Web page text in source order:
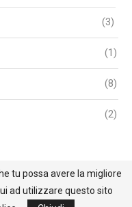
(3)
(1)
(8)
(2)
by BehindReality.it
tu possa avere la migliore
ad utilizzare questo sito